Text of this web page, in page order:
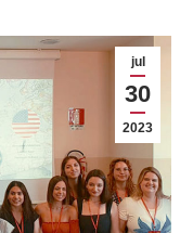
jul
30
2023